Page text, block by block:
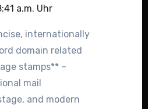
a.m. Uhr
internationally
domain related
stamps** –
mail
and modern